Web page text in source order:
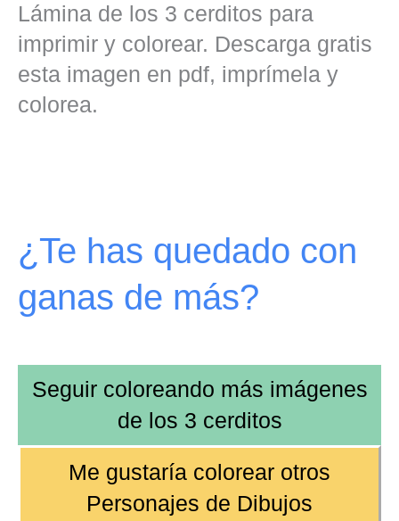
Lámina de los 3 cerditos para
imprimir y colorear. Descarga gratis
esta imagen en pdf, imprímela y
colorea.
¿Te has quedado con
ganas de más?
Seguir coloreando más imágenes
de los 3 cerditos
Me gustaría colorear otros
Personajes de Dibujos